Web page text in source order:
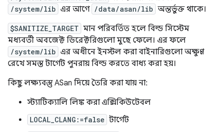
/system/lib এর আগে /data/asan/lib অন্তর্ভুক্ত থাকে।
$SANITIZE_TARGET মান পরিবর্তিত হলে বিল্ড সিস্টেম
মধ্যবর্তী অবজেক্ট ডিরেক্টরিগুলো মুছে ফেলে। এর ফলে
/system/lib এর অধীনে ইনস্টল করা বাইনারিগুলো অক্ষুণ্ণ
রেখে সমস্ত টার্গেট পুনরায় বিল্ড করতে বাধ্য করা হয়।
কিছু লক্ষ্যবস্তু ASan দিয়ে তৈরি করা যায় না:
স্ট্যাটিক্যালি লিঙ্ক করা এক্সিকিউটেবল
LOCAL_CLANG:=false টার্গেট